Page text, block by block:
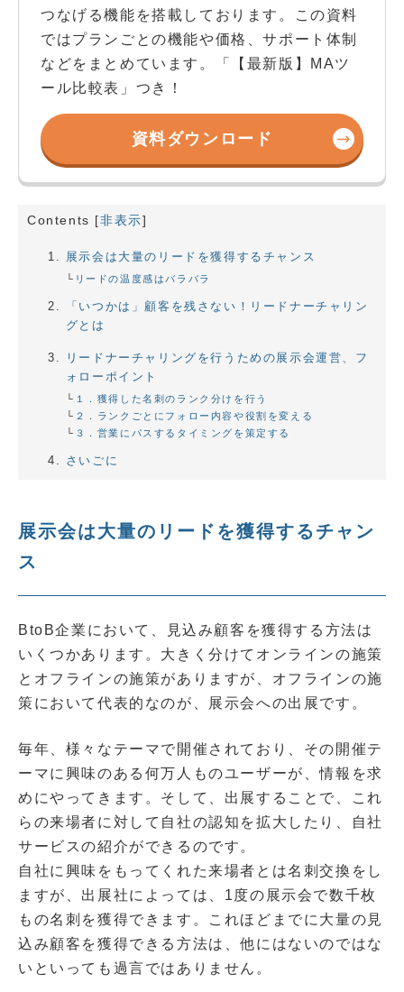
つなげる機能を搭載しております。この資料
ではプランごとの機能や価格、サポート体制
などをまとめています。「【最新版】MAツ
ール比較表」つき！
資料ダウンロード
Contents [非表示]
展示会は大量のリードを獲得するチャンス
リードの温度感はバラバラ
「いつかは」顧客を残さない！リードナーチャリン
グとは
リードナーチャリングを行うための展示会運営、フ
ォローポイント
１．獲得した名刺のランク分けを行う
２．ランクごとにフォロー内容や役割を変える
３．営業にパスするタイミングを策定する
さいごに
展示会は大量のリードを獲得するチャン
ス
BtoB企業において、見込み顧客を獲得する方法は
いくつかあります。大きく分けてオンラインの施策
とオフラインの施策がありますが、オフラインの施
策において代表的なのが、展示会への出展です。
毎年、様々なテーマで開催されており、その開催テ
ーマに興味のある何万人ものユーザーが、情報を求
めにやってきます。そして、出展することで、これ
らの来場者に対して自社の認知を拡大したり、自社
サービスの紹介ができるのです。
自社に興味をもってくれた来場者とは名刺交換をし
ますが、出展社によっては、1度の展示会で数千枚
もの名刺を獲得できます。これほどまでに大量の見
込み顧客を獲得できる方法は、他にはないのではな
いといっても過言ではありません。